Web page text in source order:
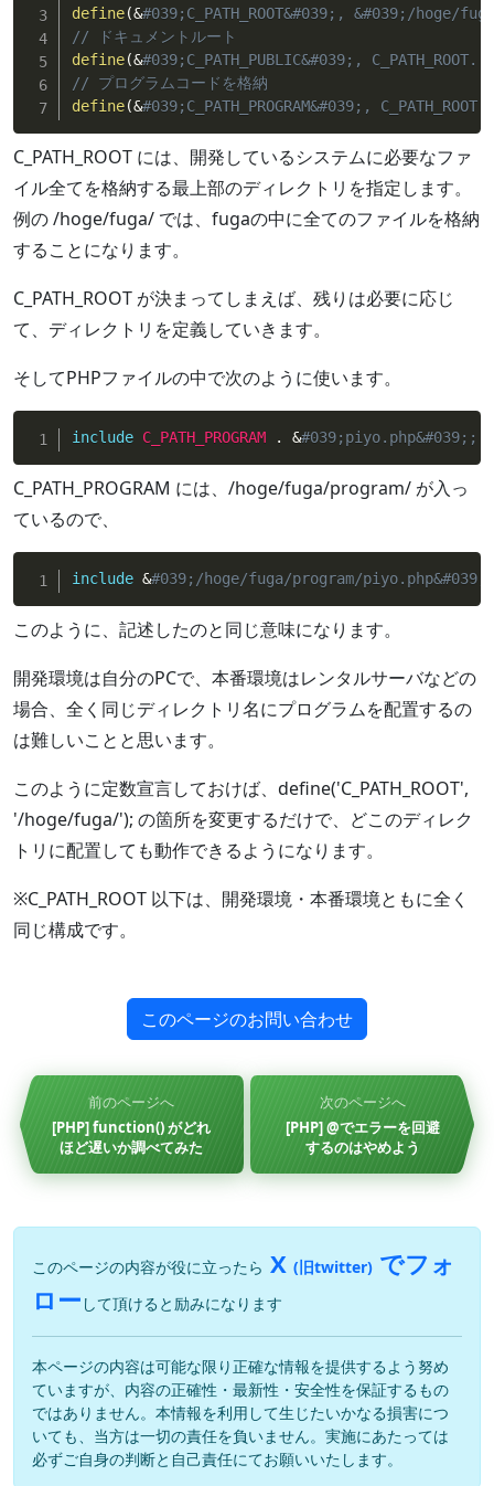
define(&#039;C_PATH_ROOT&#039;, &#039;/hoge/
// ドキュメントルート
define(&#039;C_PATH_PUBLIC&#039;,
// プログラムコードを格納
define(&#039;C_PATH_PROGRAM&#039;,
C_PATH_ROOT には、開発しているシステムに必要なファ
イル全てを格納する最上部のディレクトリを指定します。
例の /hoge/fuga/ では、fugaの中に全てのファイルを格納
することになります。
C_PATH_ROOT が決まってしまえば、残りは必要に応じ
て、ディレクトリを定義していきます。
そしてPHPファイルの中で次のように使います。
include C_PATH_PROGRAM . &#039;piyo.php&#039;;
C_PATH_PROGRAM には、/hoge/fuga/program/ が入っ
ているので、
include &#039;/hoge/fuga/program/
このように、記述したのと同じ意味になります。
開発環境は自分のPCで、本番環境はレンタルサーバなどの
場合、全く同じディレクトリ名にプログラムを配置するの
は難しいことと思います。
このように定数宣言しておけば、define('C_PATH_ROOT',
'/hoge/fuga/'); の箇所を変更するだけで、どこのディレク
トリに配置しても動作できるようになります。
※C_PATH_ROOT 以下は、開発環境・本番環境ともに全く
同じ構成です。
このページのお問い合わせ
前のページへ
[PHP] function() がどれ
ほど遅いか調べてみた
次のページへ
[PHP] @でエラーを回避
するのはやめよう
このページの内容が役に立ったら X (旧twitter) でフォ
ロー して頂けると励みになります
本ページの内容は可能な限り正確な情報を提供するよう努め
ていますが、内容の正確性・最新性・安全性を保証するもの
ではありません。本情報を利用して生じたいかなる損害につ
いても、当方は一切の責任を負いません。実施にあたっては
必ずご自身の判断と自己責任にてお願いいたします。